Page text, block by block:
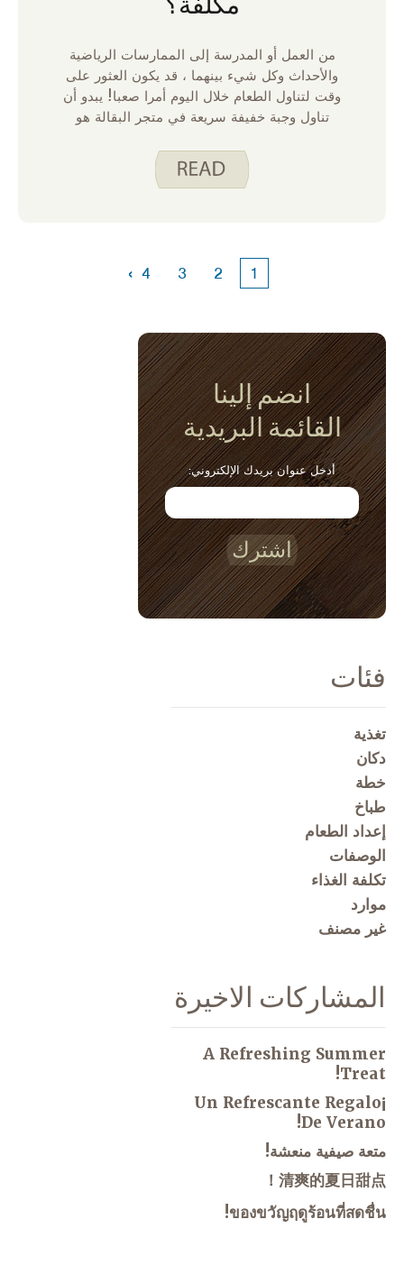
من العمل أو المدرسة إلى الممارسات الرياضية
والأحداث وكل شيء بينهما ، قد يكون العثور على
وقت لتناول الطعام خلال اليوم أمرا صعبا! يبدو أن
تناول وجبة خفيفة سريعة في متجر البقالة هو
الفردية من الأطعمة البروتينية. نعم ، سأعترف
بأنني مذنب بشراء عبوات البروتين الصغيرة
المبلغ الذي أنفقه على هذه الحزم.
1
2
3
4
›
انضم إلينا
القائمة البريدية
أدخل عنوان بريدك الإلكتروني:
اشترك
فئات
تغذية
دكان
خطة
طباخ
إعداد الطعام
الوصفات
تكلفة الغذاء
موارد
غير مصنف
المشاركات الاخيرة
A Refreshing Summer
Treat!
¡Un Refrescante Regalo
De Verano!
متعة صيفية منعشة!
清爽的夏日甜点！
ของขวัญฤดูร้อนที่สดชื่น!